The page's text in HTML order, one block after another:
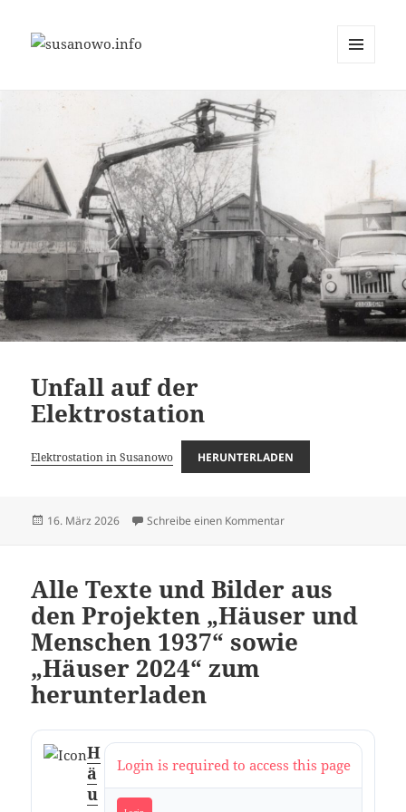
Unfall auf der
Elektrostation
Elektrostation in Susanowo HERUNTERLADEN
Veröffentlicht
16. März 2026 Schreibe einen Kommentarzu Unfall auf der
Alle Texte und Bilder aus
den Projekten „Häuser und
Menschen 1937“ sowie
„Häuser 2024“ zum
herunterladen
H
ä
u
Login is required to access this page